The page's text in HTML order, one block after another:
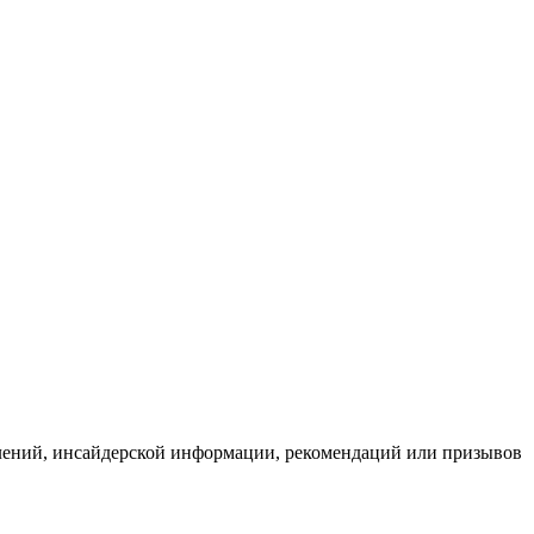
инсайдерской информации, рекомендаций или призывов